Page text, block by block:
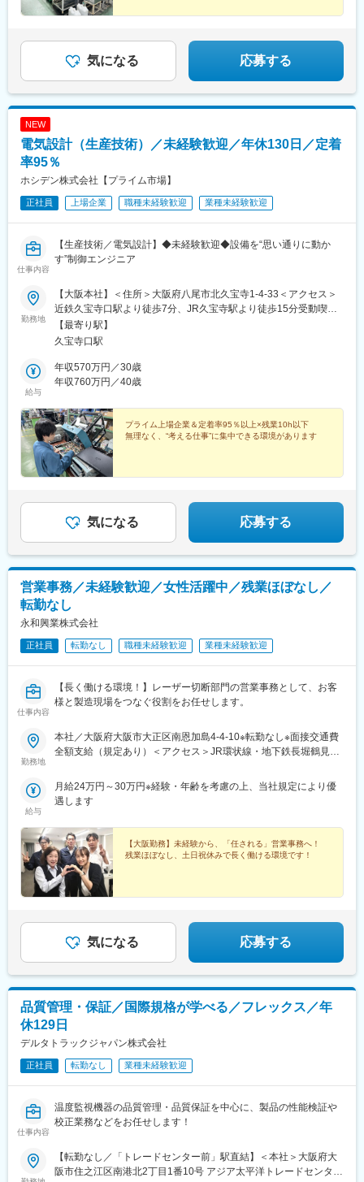
気になる 応募する
NEW
電気設計（生産技術）／未経験歓迎／年休130日／定着
率95％
ホシデン株式会社【プライム市場】
正社員 上場企業 職種未経験歓迎 業種未経験歓迎
仕事内容
【生産技術／電気設計】◆未経験歓迎◆設備を“思い通りに動か
す”制御エンジニア
勤務地
【大阪本社】＜住所＞大阪府八尾市北久宝寺1-4-33＜アクセス＞
近鉄久宝寺口駅より徒歩7分、JR久宝寺駅より徒歩15分受動喫煙
対策：屋内禁煙
【最寄り駅】
久宝寺口駅
給与
年収570万円／30歳
年収760万円／40歳
プライム上場企業＆定着率95％以上×残業10h以下
無理なく、“考える仕事”に集中できる環境があります
気になる 応募する
営業事務／未経験歓迎／女性活躍中／残業ほぼなし／
転勤なし
永和興業株式会社
正社員 転勤なし 職種未経験歓迎 業種未経験歓迎
仕事内容
【長く働ける環境！】レーザー切断部門の営業事務として、お客
様と製造現場をつなぐ役割をお任せします。
勤務地
本社／大阪府大阪市大正区南恩加島4-4-10※転勤なし※面接交通費
全額支給（規定あり）＜アクセス＞JR環状線・地下鉄長堀鶴見緑
車通勤もOK！（駐車場は各自契約）★すべての通勤手段におい
て、ご自宅の最寄り駅から電車＋バスの交通費を支給します！
します！（規定あり）
給与
月給24万円～30万円※経験・年齢を考慮の上、当社規定により優
遇します
【大阪勤務】未経験から、「任される」営業事務へ！
残業ほぼなし、土日祝休みで長く働ける環境です！
気になる 応募する
品質管理・保証／国際規格が学べる／フレックス／年
休129日
デルタトラックジャパン株式会社
正社員 転勤なし 業種未経験歓迎
仕事内容
温度監視機器の品質管理・品質保証を中心に、製品の性能検証や
校正業務などをお任せします！
【転勤なし／「トレードセンター前」駅直結】＜本社＞大阪府大
阪市住之江区南港北2丁目1番10号 アジア太平洋トレードセンター